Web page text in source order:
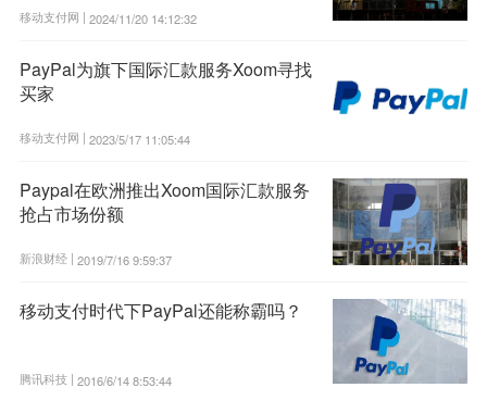
移动支付网 | 2024/11/20 14:12:32
PayPal为旗下国际汇款服务Xoom寻找
买家
移动支付网 | 2023/5/17 11:05:44
Paypal在欧洲推出Xoom国际汇款服务
抢占市场份额
新浪财经 | 2019/7/16 9:59:37
移动支付时代下PayPal还能称霸吗？
腾讯科技 | 2016/6/14 8:53:44